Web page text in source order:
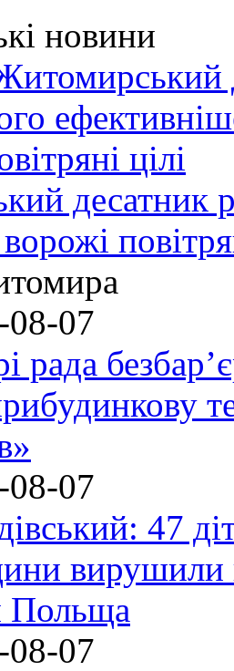
новини
десатник
08-07
08-07
47
вирушили
Польща
08-07